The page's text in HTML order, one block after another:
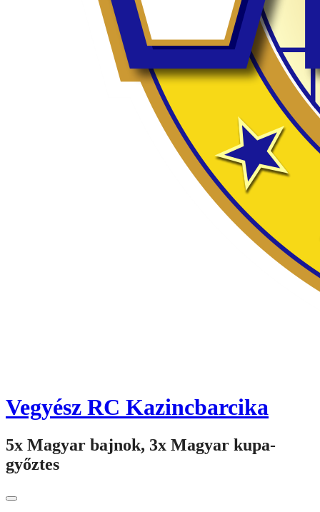
Vegyész RC Kazincbarcika
5x Magyar bajnok, 3x Magyar kupa-
győztes